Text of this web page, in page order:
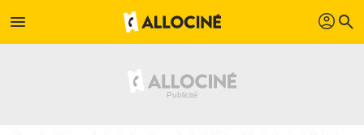
menu profil search